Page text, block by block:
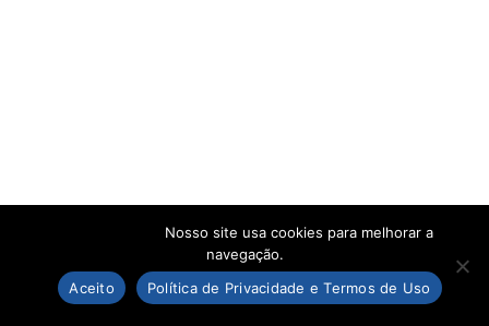
Nosso site usa cookies para melhorar a
navegação.
Aceito
Política de Privacidade e Termos de Uso